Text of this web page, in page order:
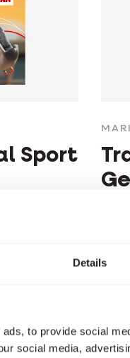
Details
to provide social
social media,
Sport